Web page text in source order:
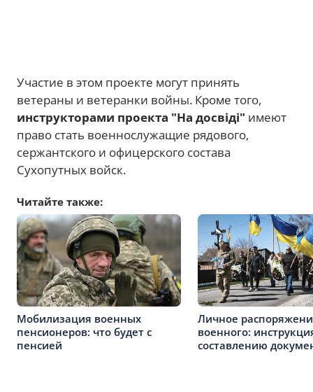
Участие в этом проекте могут принять
ветераны и ветеранки войны. Кроме того,
инструкторами проекта "На досвіді" имеют
право стать военнослужащие рядового,
сержантского и офицерского состава
Сухопутных войск.
Читайте также:
Мобилизация военных
пенсионеров: что будет с
пенсией
Личное
военного:
составлению